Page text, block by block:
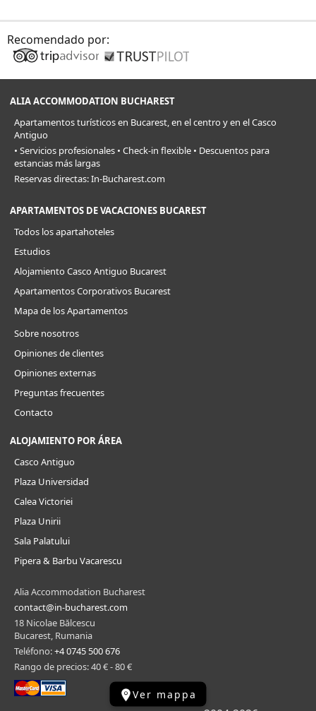
Recomendado por:
ALIA ACCOMMODATION BUCHAREST
Apartamentos turísticos en Bucarest, en el centro y en el Casco
Antiguo
• Servicios profesionales • Check-in flexible • Descuentos para
estancias más largas
Reservas directas: In-Bucharest.com
APARTAMENTOS DE VACACIONES BUCAREST
Todos los apartahoteles
Estudios
Alojamiento Casco Antiguo Bucarest
Apartamentos Corporativos Bucarest
Mapa de los Apartamentos
Sobre nosotros
Opiniones de clientes
Opiniones externas
Preguntas frecuentes
Contacto
ALOJAMIENTO POR ÁREA
Casco Antiguo
Plaza Universidad
Calea Victoriei
Plaza Unirii
Sala Palatului
Pipera & Barbu Vacarescu
Alia Accommodation Bucharest
contact@in-bucharest.com
18 Nicolae Bălcescu
Bucarest, Rumania
Teléfono:+4 0745 500 676
Rango de precios: 40 € - 80 €
Ver mappa